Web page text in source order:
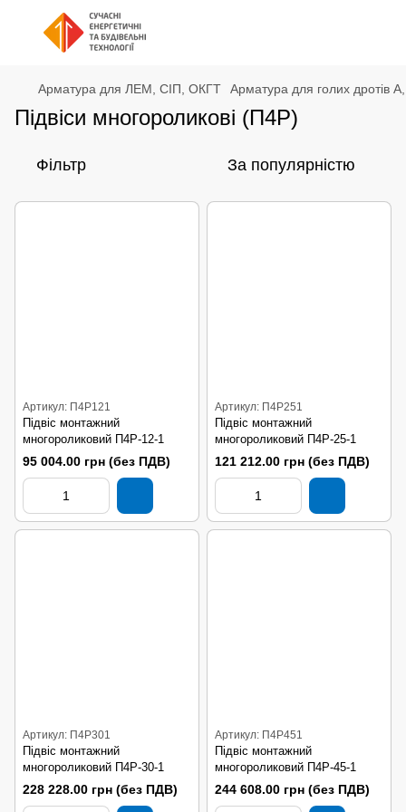
Арматура для ЛЕМ, СІП, ОКГТ Арматура для голих дротів
Підвіси многороликові (П4Р)
Фільтр За популярністю
Артикул: П4Р121
Підвіс монтажний
многороликовий П4Р-12-1
95 004.00 грн (без ПДВ)
Артикул: П4Р251
Підвіс монтажний
многороликовий П4Р-25-1
121 212.00 грн (без ПДВ)
Артикул: П4Р301
Підвіс монтажний
многороликовий П4Р-30-1
228 228.00 грн (без ПДВ)
Артикул: П4Р451
Підвіс монтажний
многороликовий П4Р-45-1
244 608.00 грн (без ПДВ)